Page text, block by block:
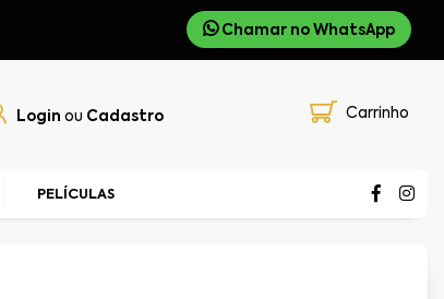
Chamar no WhatsApp
Login ou Cadastro Carrinho
PELÍCULAS